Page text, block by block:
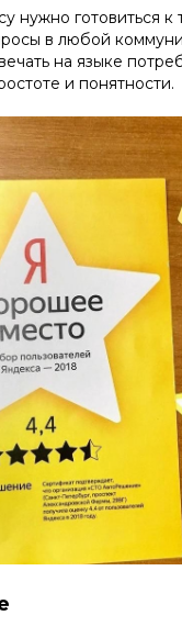
нужно готовиться к
в любой
на языке
и понятности.